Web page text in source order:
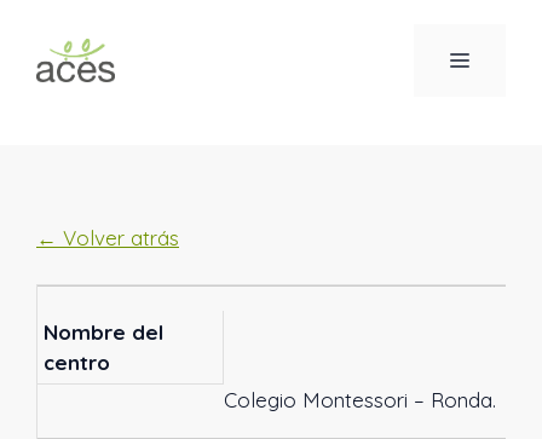
contenido
MENÚ
← Volver atrás
Nombre del
centro
Colegio Montessori – Ronda.